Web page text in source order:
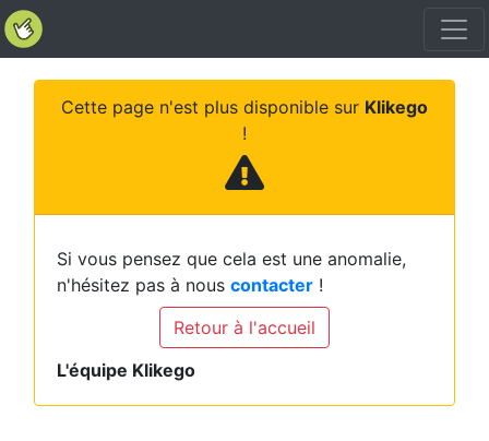
Cette page n'est plus disponible sur Klikego
!
Si vous pensez que cela est une anomalie,
n'hésitez pas à nous contacter !
Retour à l'accueil
L'équipe Klikego